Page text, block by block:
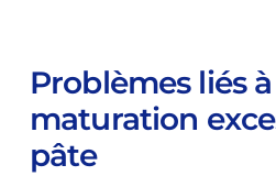
Problèmes liés
maturation
pâte